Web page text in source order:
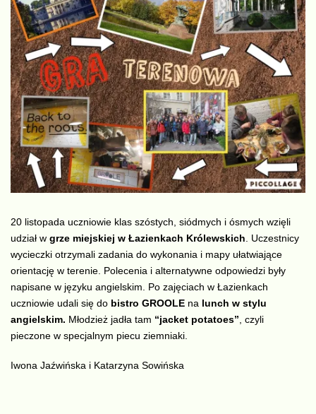
20 listopada uczniowie klas szóstych, siódmych i ósmych wzięli
udział w grze miejskiej w Łazienkach Królewskich. Uczestnicy
wycieczki otrzymali zadania do wykonania i mapy ułatwiające
orientację w terenie. Polecenia i alternatywne odpowiedzi były
napisane w języku angielskim. Po zajęciach w Łazienkach
uczniowie udali się do bistro GROOLE na lunch w stylu
angielskim. Młodzież jadła tam “jacket potatoes”, czyli
pieczone w specjalnym piecu ziemniaki.
Iwona Jaźwińska i Katarzyna Sowińska